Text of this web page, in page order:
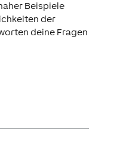
Beispiele
der
deine Fragen